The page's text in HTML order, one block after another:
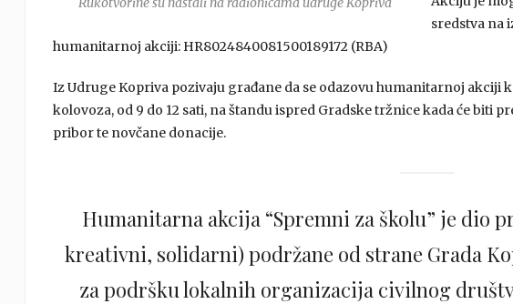
sredstva na
humanitarnoj akciji: HR8024840081500189172 (RBA)
Iz Udruge Kopriva pozivaju građane da se odazovu humanitarnoj akciji
kolovoza, od 9 do 12 sati, na štandu ispred Gradske tržnice kada će biti
pribor te novčane donacije.
Humanitarna akcija “Spremni za školu” je dio
kreativni, solidarni) podržane od strane Grada
za podršku lokalnih organizacija civilnog